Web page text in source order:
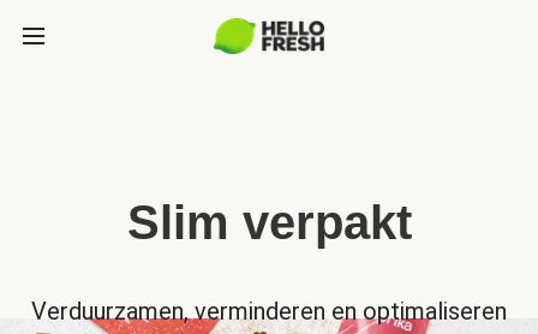
Slim verpakt
Verduurzamen, verminderen en optimaliseren